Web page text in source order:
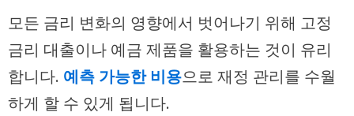
모든 금리 변화의 영향에서 벗어나기 위해 고정
금리 대출이나 예금 제품을 활용하는 것이 유리
합니다. 예측 가능한 비용으로 재정 관리를 수월
하게 할 수 있게 됩니다.